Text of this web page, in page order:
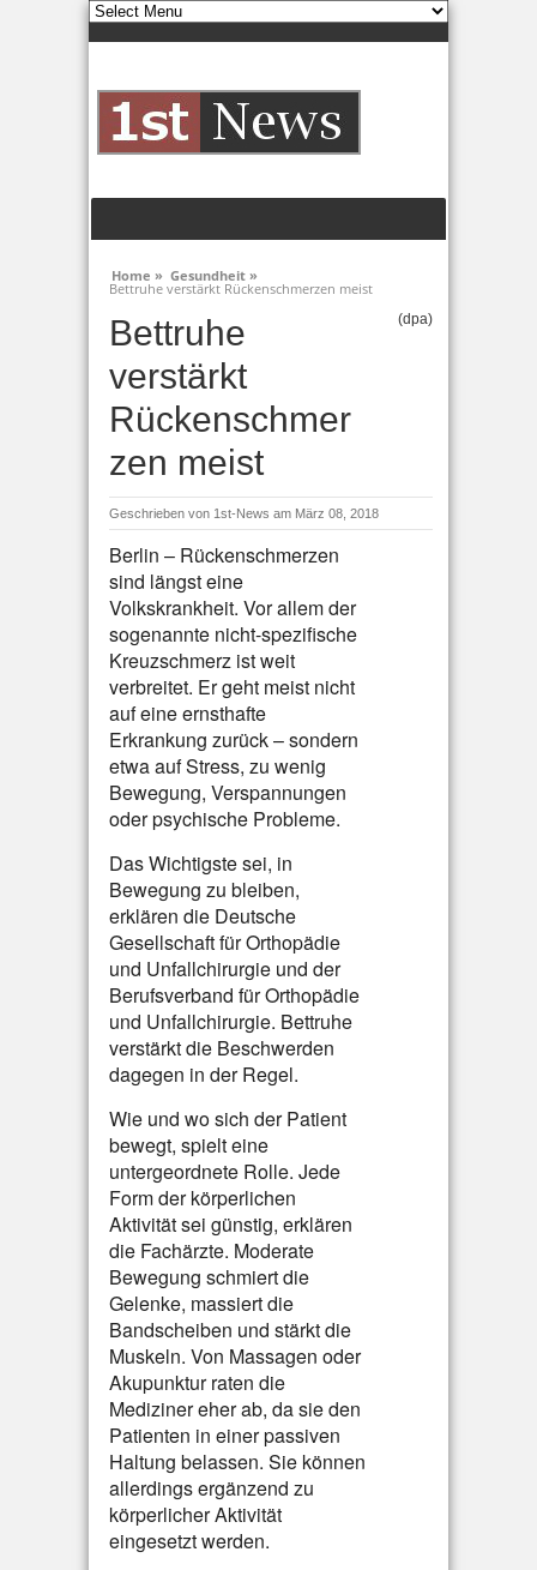
Home » Gesundheit »
Bettruhe verstärkt Rückenschmerzen meist
Bettruhe
verstärkt
Rückenschmer
zen meist
(dpa)
Geschrieben von 1st-News am März 08, 2018
Berlin – Rückenschmerzen
sind längst eine
Volkskrankheit. Vor allem der
sogenannte nicht-spezifische
Kreuzschmerz ist weit
verbreitet. Er geht meist nicht
auf eine ernsthafte
Erkrankung zurück – sondern
etwa auf Stress, zu wenig
Bewegung, Verspannungen
oder psychische Probleme.
Das Wichtigste sei, in
Bewegung zu bleiben,
erklären die Deutsche
Gesellschaft für Orthopädie
und Unfallchirurgie und der
Berufsverband für Orthopädie
und Unfallchirurgie. Bettruhe
verstärkt die Beschwerden
dagegen in der Regel.
Wie und wo sich der Patient
bewegt, spielt eine
untergeordnete Rolle. Jede
Form der körperlichen
Aktivität sei günstig, erklären
die Fachärzte. Moderate
Bewegung schmiert die
Gelenke, massiert die
Bandscheiben und stärkt die
Muskeln. Von Massagen oder
Akupunktur raten die
Mediziner eher ab, da sie den
Patienten in einer passiven
Haltung belassen. Sie können
allerdings ergänzend zu
körperlicher Aktivität
eingesetzt werden.